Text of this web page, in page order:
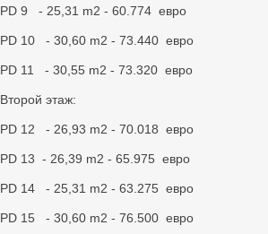
PD 9 - 25,31 m2 - 60.774 евро
PD 10 - 30,60 m2 - 73.440 евро
PD 11 - 30,55 m2 - 73.320 евро
Второй этаж:
PD 12 - 26,93 m2 - 70.018 евро
PD 13 - 26,39 m2 - 65.975 евро
PD 14 - 25,31 m2 - 63.275 евро
PD 15 - 30,60 m2 - 76.500 евро